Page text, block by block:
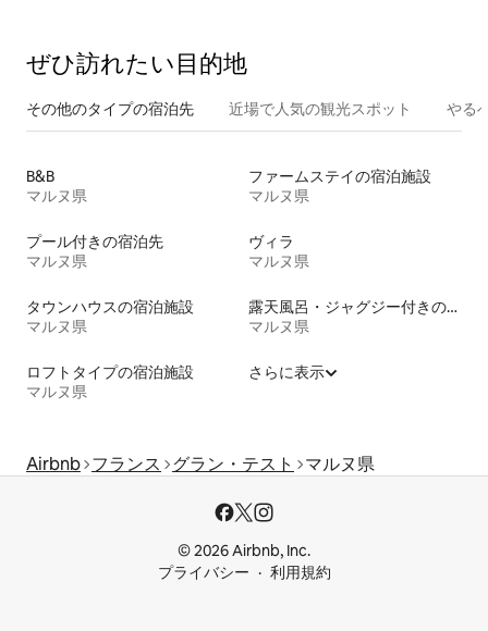
ぜひ訪⁠れ⁠た⁠い目⁠的⁠地
その他のタ⁠イ⁠プ⁠の宿⁠泊⁠先 近場で人気の観光スポット やる
B&B
マルヌ県
ファームステイの宿泊施設
マルヌ県
プール付きの宿泊先
マルヌ県
ヴィラ
マルヌ県
タウンハウスの宿泊施設
マルヌ県
露天風呂・ジャグジー付きの宿泊施設
マルヌ県
ロフトタイプの宿泊施設
マルヌ県
さらに表示
Airbnb フランス グラン・テスト マルヌ県
© 2026 Airbnb, Inc.
プライバシー
利用規約